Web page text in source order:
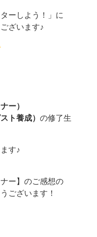
ーしよう！」に
ざいます♪
ー）
ト養成） の修了生
す♪
ー】のご感想の
ございます！